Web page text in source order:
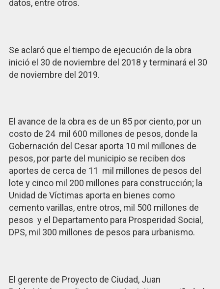
datos, entre otros.
Se aclaró que el tiempo de ejecución de la obra
inició el 30 de noviembre del 2018 y terminará el 30
de noviembre del 2019.
El avance de la obra es de un 85 por ciento, por un
costo de 24 mil 600 millones de pesos, donde la
Gobernación del Cesar aporta 10 mil millones de
pesos, por parte del municipio se reciben dos
aportes de cerca de 11 mil millones de pesos del
lote y cinco mil 200 millones para construcción; la
Unidad de Víctimas aporta en bienes como
cemento varillas, entre otros, mil 500 millones de
pesos y el Departamento para Prosperidad Social,
DPS, mil 300 millones de pesos para urbanismo.
El gerente de Proyecto de Ciudad, Juan